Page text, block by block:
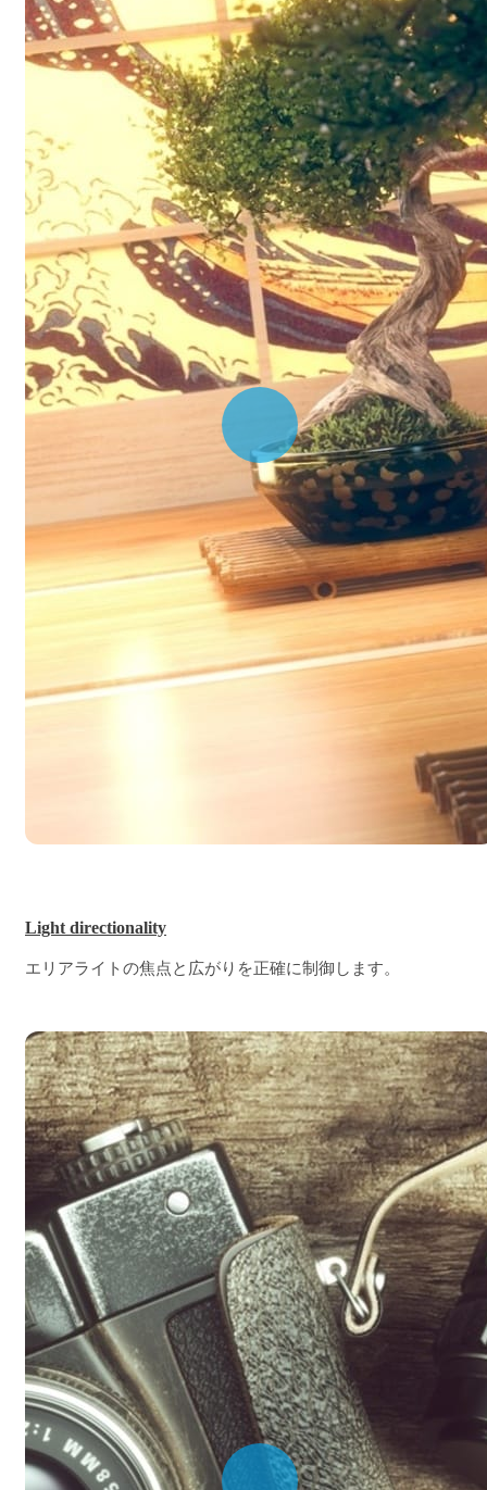
Light directionality
エリアライトの焦点と広がりを正確に制御します。